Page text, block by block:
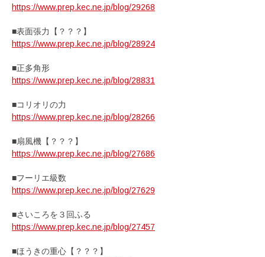
https://www.prep.kec.ne.jp/blog/29268
■表面張力【？？？】
https://www.prep.kec.ne.jp/blog/28924
■正多角形
https://www.prep.kec.ne.jp/blog/28831
■コリオリの力
https://www.prep.kec.ne.jp/blog/28266
■扇風機【？？？】
https://www.prep.kec.ne.jp/blog/27686
■フーリエ級数
https://www.prep.kec.ne.jp/blog/27629
■さいころを３回ふる
https://www.prep.kec.ne.jp/blog/27457
■ほうきの重心【？？？】